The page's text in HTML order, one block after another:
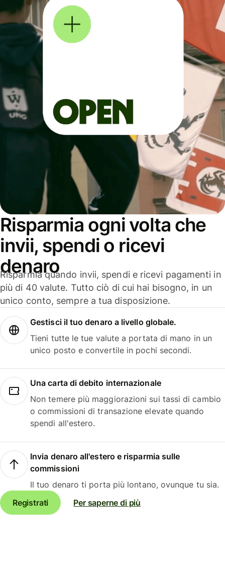
Risparmia ogni volta che
invii, spendi o ricevi
denaro
Risparmia quando invii, spendi e ricevi pagamenti in
più di 40 valute. Tutto ciò di cui hai bisogno, in un
unico conto, sempre a tua disposizione.
Gestisci il tuo denaro a livello globale.
Tieni tutte le tue valute a portata di mano in un
unico posto e convertile in pochi secondi.
Una carta di debito internazionale
Non temere più maggiorazioni sui tassi di cambio
o commissioni di transazione elevate quando
spendi all'estero.
Invia denaro all'estero e risparmia sulle
commissioni
Il tuo denaro ti porta più lontano, ovunque tu sia.
Registrati
Per saperne di più